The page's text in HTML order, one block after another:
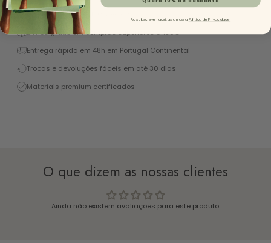
Excelente 4,9/5 (+1450 Reviews)
Envios grátis em compras superiores a 130€
Entrega rápida em 48h em Portugal Continental
Trocas e devoluções fáceis em até 30 dias
Materiais premium certificados
O que dizem as nossas clientes
Ainda não existem avaliações para este produto.
Ao subscrever, aceitas a nossa Política de Privacidade.